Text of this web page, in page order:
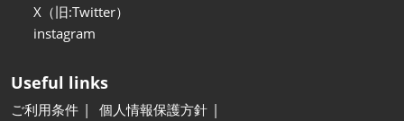
X（旧:Twitter）
instagram
Useful links
ご利用条件
個人情報保護方針